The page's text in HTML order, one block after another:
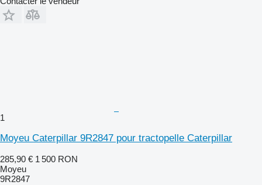
1
Moyeu Caterpillar 9R2847 pour tractopelle Caterpillar
285,90 € 1 500 RON
Moyeu
9R2847